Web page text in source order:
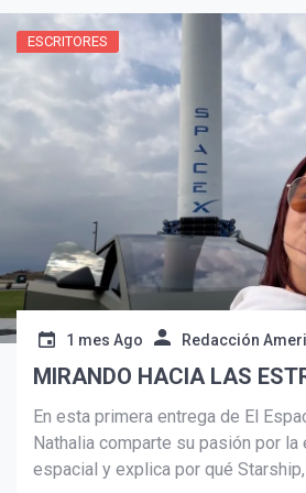
Suscribír
caboverdiana.
ESCRITORES
1 mes Ago Redacción
MIRANDO HACIA LAS
En esta primera entrega de El
Nathalia comparte su pasión por la
espacial y explica por qué